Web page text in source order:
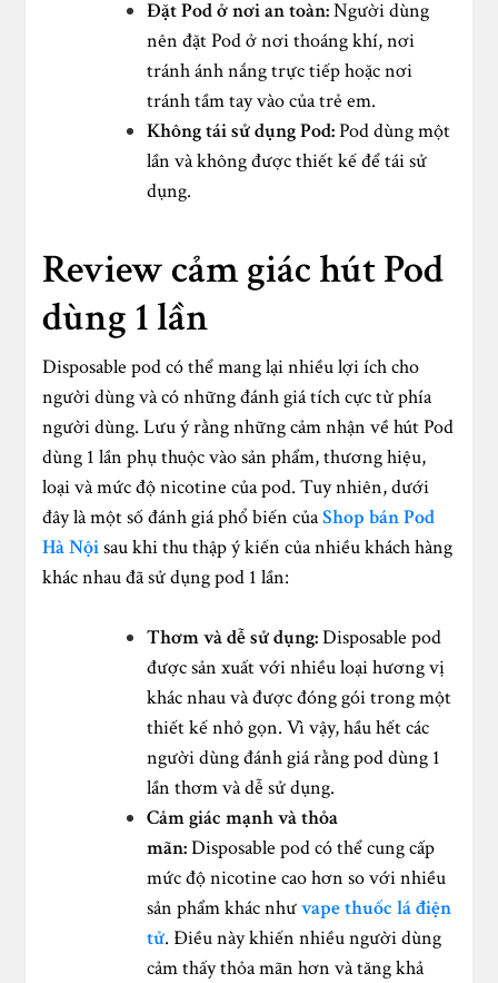
Đặt Pod ở nơi an toàn:Người dùng
nên đặt Pod ở nơi thoáng khí, nơi
tránh ánh nắng trực tiếp hoặc nơi
tránh tầm tay vào của trẻ em.
Không tái sử dụng Pod:Pod dùng một
lần và không được thiết kế để tái sử
dụng.
Review cảm giác hút Pod
dùng 1 lần
Disposable pod có thể mang lại nhiều lợi ích cho
người dùng và có những đánh giá tích cực từ phía
người dùng. Lưu ý rằng những cảm nhận về hút Pod
dùng 1 lần phụ thuộc vào sản phẩm, thương hiệu,
loại và mức độ nicotine của pod. Tuy nhiên, dưới
đây là một số đánh giá phổ biến củaShop bán Pod
Hà Nộisau khi thu thập ý kiến của nhiều khách hàng
khác nhau đã sử dụng pod 1 lần:
Thơm và dễ sử dụng:Disposable pod
được sản xuất với nhiều loại hương vị
khác nhau và được đóng gói trong một
thiết kế nhỏ gọn. Vì vậy, hầu hết các
người dùng đánh giá rằng pod dùng 1
lần thơm và dễ sử dụng.
Cảm giác mạnh và thỏa
mãn:Disposable podcó thể cung cấp
mức độ nicotine cao hơn so với nhiều
sản phẩm khác nhưvape thuốc lá điện
tử. Điều này khiến nhiều người dùng
cảm thấy thỏa mãn hơn và tăng khả